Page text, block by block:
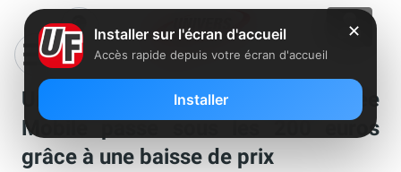
Un smartphone de la boutique Free
Mobile passe sous les 200 euros
grâce à une baisse de prix
✕
Installer sur l'écran d'accueil
Accès rapide depuis votre écran d'accueil
Installer